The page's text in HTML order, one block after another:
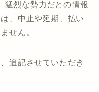
猛烈な勢力だとの情報
、中止や延期、払い
せん。
追記させていただき